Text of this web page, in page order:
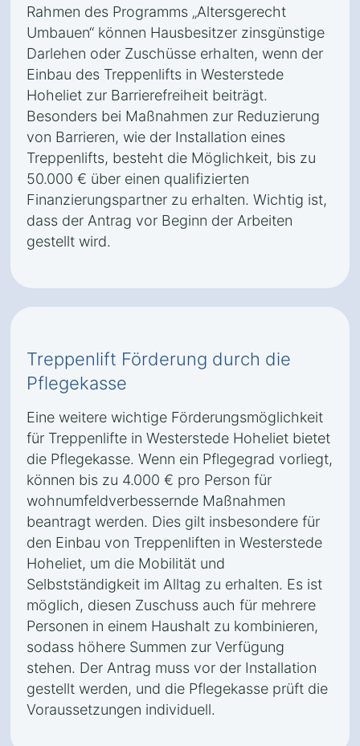
Rahmen des Programms „Altersgerecht
Umbauen“ können Hausbesitzer zinsgünstige
Darlehen oder Zuschüsse erhalten, wenn der
Einbau des Treppenlifts in Westerstede
Hoheliet zur Barrierefreiheit beiträgt.
Besonders bei Maßnahmen zur Reduzierung
von Barrieren, wie der Installation eines
Treppenlifts, besteht die Möglichkeit, bis zu
50.000 € über einen qualifizierten
Finanzierungspartner zu erhalten. Wichtig ist,
dass der Antrag vor Beginn der Arbeiten
gestellt wird.
Treppenlift Förderung durch die
Pflegekasse
Eine weitere wichtige Förderungsmöglichkeit
für Treppenlifte in Westerstede Hoheliet bietet
die Pflegekasse. Wenn ein Pflegegrad vorliegt,
können bis zu 4.000 € pro Person für
wohnumfeldverbessernde Maßnahmen
beantragt werden. Dies gilt insbesondere für
den Einbau von Treppenliften in Westerstede
Hoheliet, um die Mobilität und
Selbstständigkeit im Alltag zu erhalten. Es ist
möglich, diesen Zuschuss auch für mehrere
Personen in einem Haushalt zu kombinieren,
sodass höhere Summen zur Verfügung
stehen. Der Antrag muss vor der Installation
gestellt werden, und die Pflegekasse prüft die
Voraussetzungen individuell.